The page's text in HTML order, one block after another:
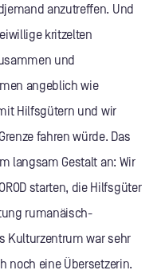
anzutreffen. Und
kritzelten
und
angeblich wie
Hilfsgütern und wir
fahren würde. Das
langsam Gestalt an: Wir
starten, die Hilfsgüter
rumanäisch-
Kulturzentrum war sehr
noch eine Übersetzerin.